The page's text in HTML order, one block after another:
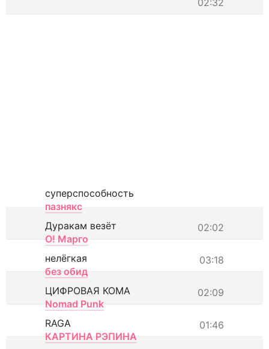
02:32
суперспособность
пазнякс
02:02
Дуракам везёт
О! Марго
03:18
нелёгкая
без обид
02:09
ЦИФРОВАЯ КОМА
Nomad Punk
01:46
RAGA
КАРТИНА РЭПИНА